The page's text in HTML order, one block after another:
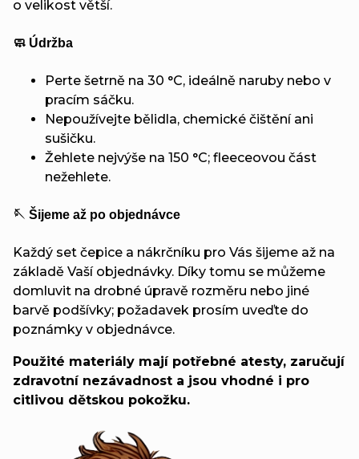
o velikost větší.
🧼 Údržba
Perte šetrně na 30 °C, ideálně naruby nebo v
pracím sáčku.
Nepoužívejte bělidla, chemické čištění ani
sušičku.
Žehlete nejvýše na 150 °C; fleeceovou část
nežehlete.
🪡 Šijeme až po objednávce
Každý set čepice a nákrčníku pro Vás šijeme až na
základě Vaší objednávky. Díky tomu se můžeme
domluvit na drobné úpravě rozměru nebo jiné
barvě podšívky; požadavek prosím uveďte do
poznámky v objednávce.
Použité materiály mají potřebné atesty, zaručují
zdravotní nezávadnost a jsou vhodné i pro
citlivou dětskou pokožku.